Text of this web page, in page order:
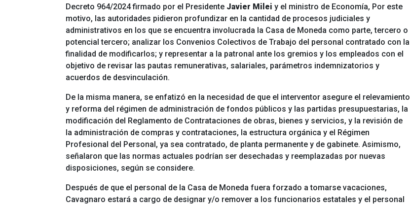
Decreto 964/2024 firmado por el Presidente Javier Milei y el ministro de Economía, Por este
motivo, las autoridades pidieron profundizar en la cantidad de procesos judiciales y
administrativos en los que se encuentra involucrada la Casa de Moneda como parte, tercero o
potencial tercero; analizar los Convenios Colectivos de Trabajo del personal contratado con la
finalidad de modificarlos; y representar a la patronal ante los gremios y los empleados con el
objetivo de revisar las pautas remunerativas, salariales, parámetros indemnizatorios y
acuerdos de desvinculación.
De la misma manera, se enfatizó en la necesidad de que el interventor asegure el relevamiento
y reforma del régimen de administración de fondos públicos y las partidas presupuestarias, la
modificación del Reglamento de Contrataciones de obras, bienes y servicios, y la revisión de
la administración de compras y contrataciones, la estructura orgánica y el Régimen
Profesional del Personal, ya sea contratado, de planta permanente y de gabinete. Asimismo,
señalaron que las normas actuales podrían ser desechadas y reemplazadas por nuevas
disposiciones, según se considere.
Después de que el personal de la Casa de Moneda fuera forzado a tomarse vacaciones,
Cavagnaro estará a cargo de designar y/o remover a los funcionarios estatales y el personal